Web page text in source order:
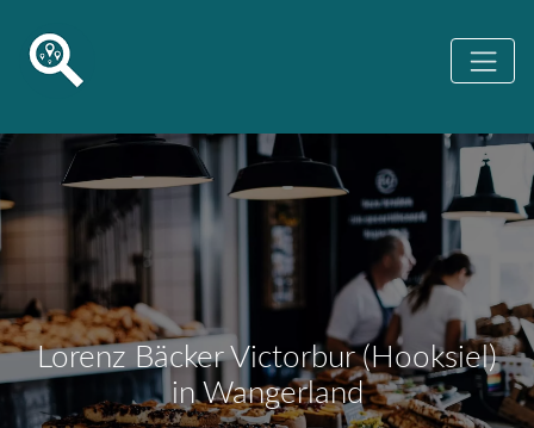
Lorenz Bäcker Victorbur (Hooksiel)
in Wangerland